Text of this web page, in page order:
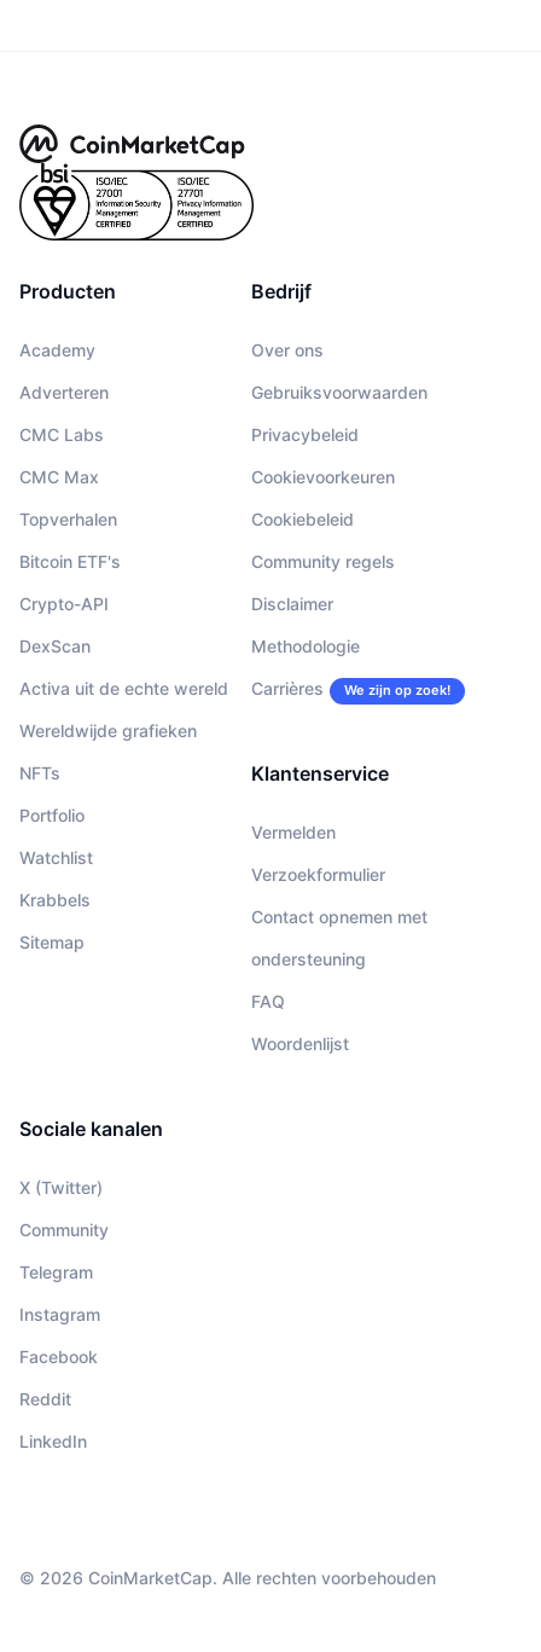
Producten
Academy
Adverteren
CMC Labs
CMC Max
Topverhalen
Bitcoin ETF's
Crypto-API
DexScan
Activa uit de echte wereld
Wereldwijde grafieken
NFTs
Portfolio
Watchlist
Krabbels
Sitemap
Bedrijf
Over ons
Gebruiksvoorwaarden
Privacybeleid
Cookievoorkeuren
Cookiebeleid
Community regels
Disclaimer
Methodologie
Carrières We zijn op zoek!
Klantenservice
Vermelden
Verzoekformulier
Contact opnemen met
ondersteuning
FAQ
Woordenlijst
Sociale kanalen
X (Twitter)
Community
Telegram
Instagram
Facebook
Reddit
LinkedIn
© 2026 CoinMarketCap. Alle rechten voorbehouden